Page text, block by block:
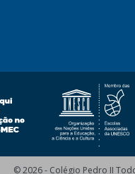
© 2026 - Colégio Pedro II